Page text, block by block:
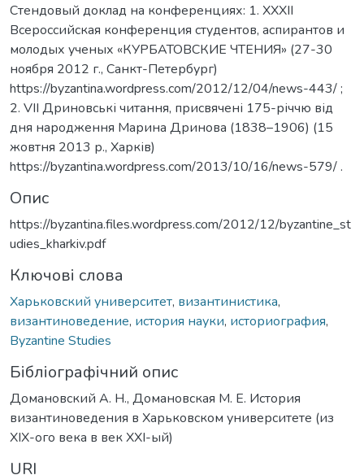
Стендовый доклад на конференциях: 1. XXXII
Всероссийская конференция студентов, аспирантов и
молодых ученых «КУРБАТОВСКИЕ ЧТЕНИЯ» (27-30
ноября 2012 г., Санкт-Петербург)
https://byzantina.wordpress.com/2012/12/04/news-443/ ;
2. VII Дриновські читання, присвячені 175-річчю від
дня народження Марина Дринова (1838–1906) (15
жовтня 2013 р., Харків)
https://byzantina.wordpress.com/2013/10/16/news-579/ .
Опис
https://byzantina.files.wordpress.com/2012/12/byzantine_st
udies_kharkiv.pdf
Ключові слова
Харьковский университет, византинистика,
византиноведение, история науки, историография,
Byzantine Studies
Бібліографічний опис
Домановский А. Н., Домановская М. Е. История
византиноведения в Харьковском университете (из
ХІХ-ого века в век ХХІ-ый)
URI